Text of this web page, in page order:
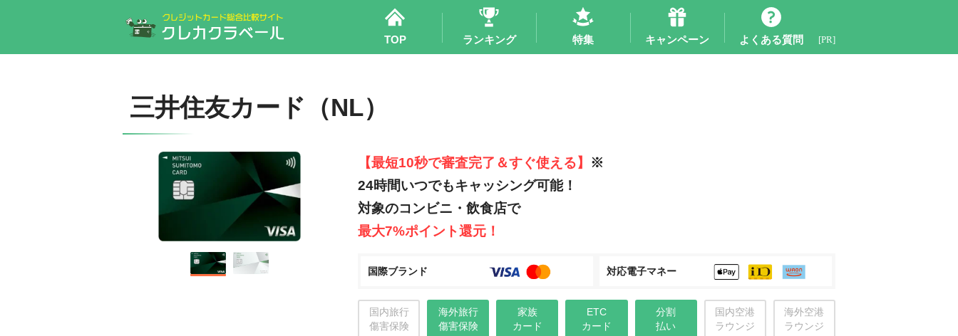
[PR]
TOP ランキング 特集 キャンペーン よくある質問
三井住友カード（NL）
【最短10秒で審査完了＆すぐ使える】 ※
24時間いつでもキャッシング可能！
対象のコンビニ・飲食店で
最大7%ポイント還元！
国際ブランド 対応電子マネー
国内旅行
傷害保険
海外旅行
傷害保険
家族
カード
ETC
カード
分割
払い
国内空港
ラウンジ
海外空港
ラウンジ